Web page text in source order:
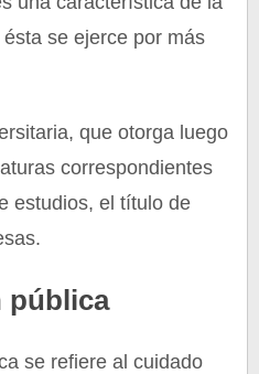
se ejerce por más
que otorga luego
correspondientes
estudios, el título de
pública
se refiere al cuidado